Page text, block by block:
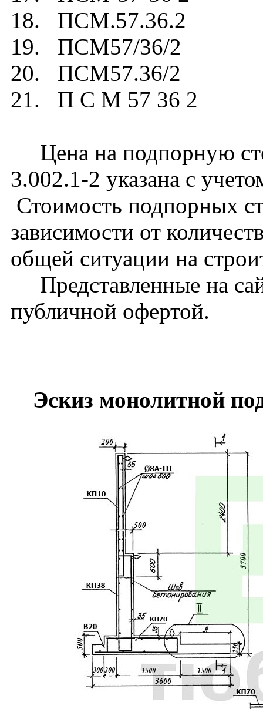
18. ПСМ.57.36.2
19. ПСМ57/36/2
20. ПСМ57.36/2
21. П С М 57 36 2
Цена на подпорную
3.002.1-2 указана с
Стоимость подпорных
зависимости от
общей ситуации на
Представленные на
публичной офертой.
Эскиз монолитной